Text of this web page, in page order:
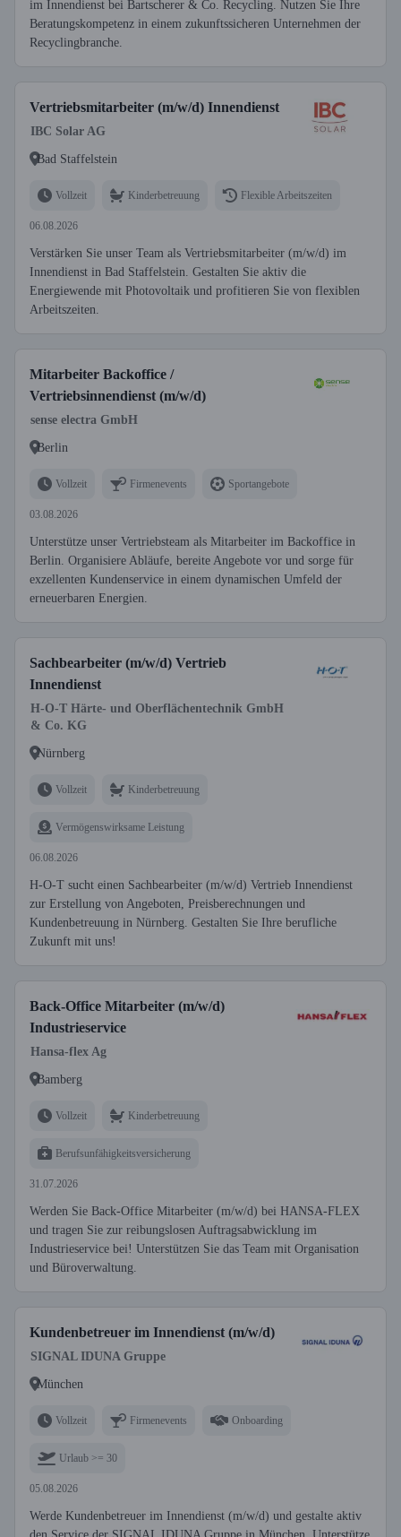
im Innendienst bei Bartscherer & Co. Recycling. Nutzen Sie Ihre
Beratungskompetenz in einem zukunftssicheren Unternehmen der
Recyclingbranche.
Vertriebsmitarbeiter (m/w/d) Innendienst
IBC Solar AG
Bad Staffelstein
Vollzeit Kinderbetreuung Flexible Arbeitszeiten
06.08.2026
Verstärken Sie unser Team als Vertriebsmitarbeiter (m/w/d) im
Innendienst in Bad Staffelstein. Gestalten Sie aktiv die
Energiewende mit Photovoltaik und profitieren Sie von flexiblen
Arbeitszeiten.
Mitarbeiter Backoffice /
Vertriebsinnendienst (m/w/d)
sense electra GmbH
Berlin
Vollzeit Firmenevents Sportangebote
03.08.2026
Unterstütze unser Vertriebsteam als Mitarbeiter im Backoffice in
Berlin. Organisiere Abläufe, bereite Angebote vor und sorge für
exzellenten Kundenservice in einem dynamischen Umfeld der
erneuerbaren Energien.
Sachbearbeiter (m/w/d) Vertrieb
Innendienst
H-O-T Härte- und Oberflächentechnik GmbH
& Co. KG
Nürnberg
Vollzeit Kinderbetreuung
Vermögenswirksame Leistung
06.08.2026
H-O-T sucht einen Sachbearbeiter (m/w/d) Vertrieb Innendienst
zur Erstellung von Angeboten, Preisberechnungen und
Kundenbetreuung in Nürnberg. Gestalten Sie Ihre berufliche
Zukunft mit uns!
Back-Office Mitarbeiter (m/w/d)
Industrieservice
Hansa-flex Ag
Bamberg
Vollzeit Kinderbetreuung
Berufsunfähigkeitsversicherung
31.07.2026
Werden Sie Back-Office Mitarbeiter (m/w/d) bei HANSA-FLEX
und tragen Sie zur reibungslosen Auftragsabwicklung im
Industrieservice bei! Unterstützen Sie das Team mit Organisation
und Büroverwaltung.
Kundenbetreuer im Innendienst (m/w/d)
SIGNAL IDUNA Gruppe
München
Vollzeit Firmenevents Onboarding
Urlaub >= 30
05.08.2026
Werde Kundenbetreuer im Innendienst (m/w/d) und gestalte aktiv